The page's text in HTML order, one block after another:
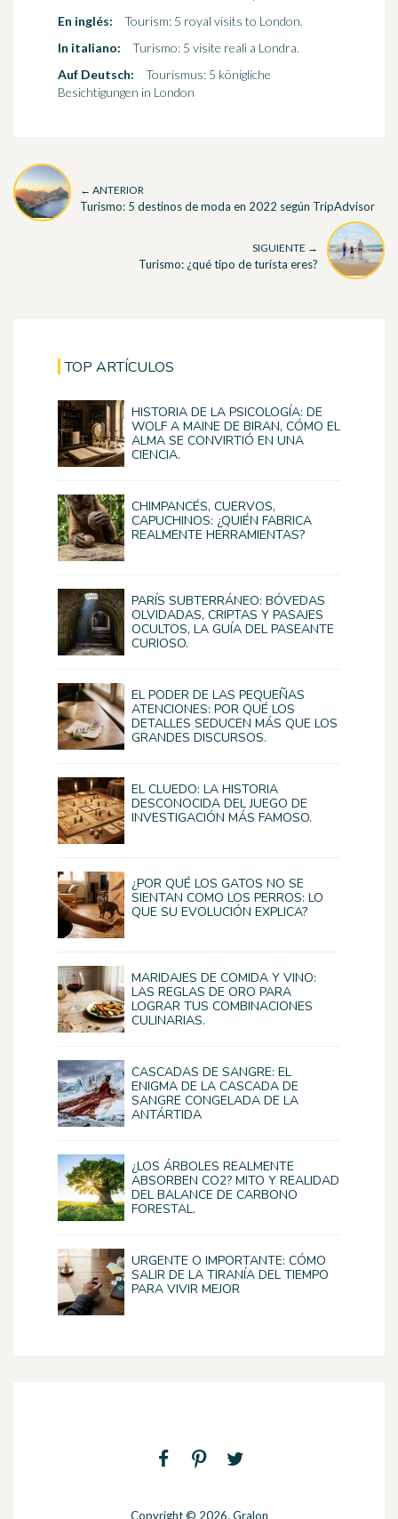
En inglés:
Tourism: 5 royal visits to London.
In italiano:
Turismo: 5 visite reali a Londra.
Auf Deutsch:
Tourismus: 5 königliche
Besichtigungen in London
← ANTERIOR
Turismo: 5 destinos de moda en 2022 según TripAdvisor
SIGUIENTE →
Turismo: ¿qué tipo de turista eres?
TOP ARTÍCULOS
HISTORIA DE LA PSICOLOGÍA: DE
WOLF A MAINE DE BIRAN, CÓMO EL
ALMA SE CONVIRTIÓ EN UNA
CIENCIA.
CHIMPANCÉS, CUERVOS,
CAPUCHINOS: ¿QUIÉN FABRICA
REALMENTE HERRAMIENTAS?
PARÍS SUBTERRÁNEO: BÓVEDAS
OLVIDADAS, CRIPTAS Y PASAJES
OCULTOS, LA GUÍA DEL PASEANTE
CURIOSO.
EL PODER DE LAS PEQUEÑAS
ATENCIONES: POR QUÉ LOS
DETALLES SEDUCEN MÁS QUE LOS
GRANDES DISCURSOS.
EL CLUEDO: LA HISTORIA
DESCONOCIDA DEL JUEGO DE
INVESTIGACIÓN MÁS FAMOSO.
¿POR QUÉ LOS GATOS NO SE
SIENTAN COMO LOS PERROS: LO
QUE SU EVOLUCIÓN EXPLICA?
MARIDAJES DE COMIDA Y VINO:
LAS REGLAS DE ORO PARA
LOGRAR TUS COMBINACIONES
CULINARIAS.
CASCADAS DE SANGRE: EL
ENIGMA DE LA CASCADA DE
SANGRE CONGELADA DE LA
ANTÁRTIDA
¿LOS ÁRBOLES REALMENTE
ABSORBEN CO2? MITO Y REALIDAD
DEL BALANCE DE CARBONO
FORESTAL.
URGENTE O IMPORTANTE: CÓMO
SALIR DE LA TIRANÍA DEL TIEMPO
PARA VIVIR MEJOR
Copyright © 2026. Gralon